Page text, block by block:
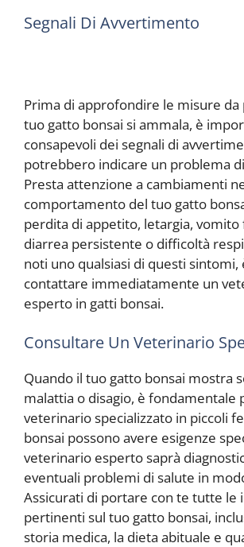
Segnali Di Avvertimento
Prima di approfondire le misure da
tuo gatto bonsai si ammala, è
consapevoli dei segnali di
potrebbero indicare un problema
Presta attenzione a cambiamenti
comportamento del tuo gatto
perdita di appetito, letargia,
diarrea persistente o difficoltà
noti uno qualsiasi di questi sintomi,
contattare immediatamente un
esperto in gatti bonsai.
Consultare Un Veterinario
Quando il tuo gatto bonsai mostra
malattia o disagio, è fondamentale
veterinario specializzato in piccoli
bonsai possono avere esigenze
veterinario esperto saprà
eventuali problemi di salute in
Assicurati di portare con te tutte le
pertinenti sul tuo gatto bonsai,
storia medica, la dieta abituale e